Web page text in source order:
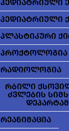
პედიატრიული
პედიატრიული
პლასტიკური
პროქტოლოგია
რადიოლოგია
რბილი
ძვლების
რეანიმაცია